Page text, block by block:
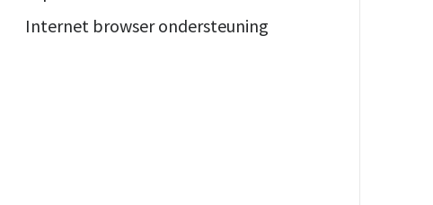
Internet browser ondersteuning